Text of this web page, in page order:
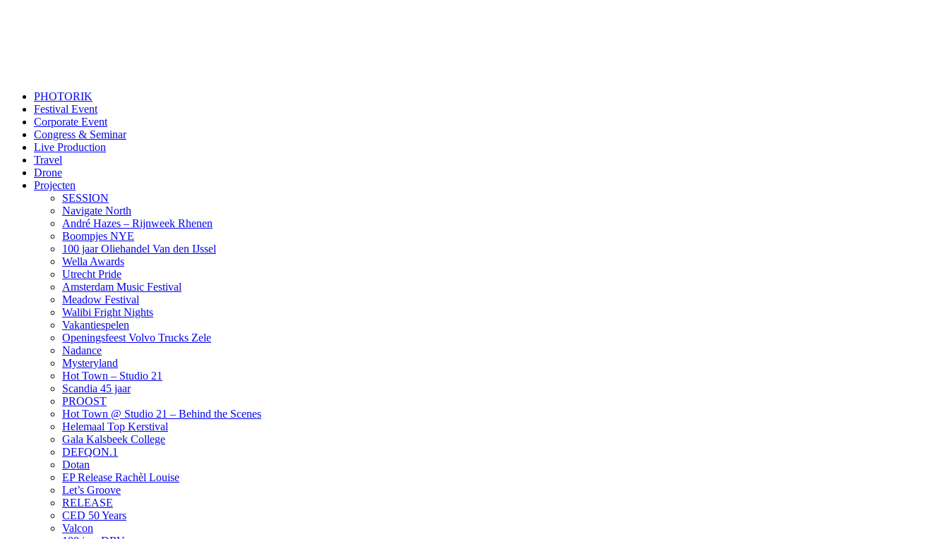
PHOTORIK
Festival Event
Corporate Event
Congress & Seminar
Live Production
Travel
Drone
Projecten
SESSION
Navigate North
André Hazes – Rijnweek Rhenen
Boompjes NYE
100 jaar Oliehandel Van den IJssel
Wella Awards
Utrecht Pride
Amsterdam Music Festival
Meadow Festival
Walibi Fright Nights
Vakantiespelen
Openingsfeest Volvo Trucks Zele
Nadance
Mysteryland
Hot Town – Studio 21
Scandia 45 jaar
PROOST
Hot Town @ Studio 21 – Behind the Scenes
Helemaal Top Kerstival
Gala Kalsbeek College
DEFQON.1
Dotan
EP Release Rachèl Louise
Let’s Groove
RELEASE
CED 50 Years
Valcon